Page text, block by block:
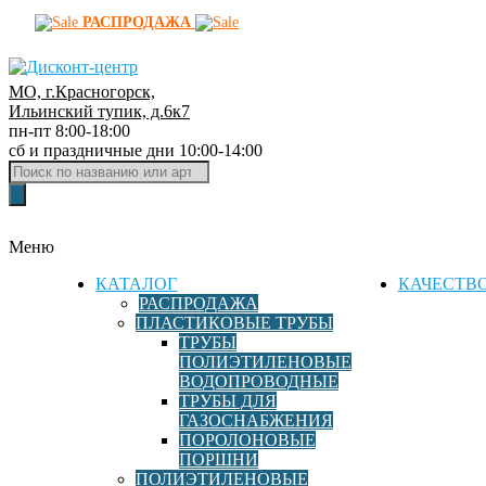
РАСПРОДАЖА
Д
и
с
к
о
т
МО, г.Красногорск,
Ильинский тупик, д.6к7
пн-пт 8:00-18:00
сб и праздничные дни 10:00-14:00
Поиск
товаров
Меню
КАТАЛОГ
РАСПРОДАЖА
ПЛАСТИКОВЫЕ ТРУБЫ
ТРУБЫ
ПОЛИЭТИЛЕНОВЫЕ
ВОДОПРОВОДНЫЕ
ТРУБЫ ДЛЯ
ГАЗОСНАБЖЕНИЯ
ПОРОЛОНОВЫЕ
ПОРШНИ
ПОЛИЭТИЛЕНОВЫЕ